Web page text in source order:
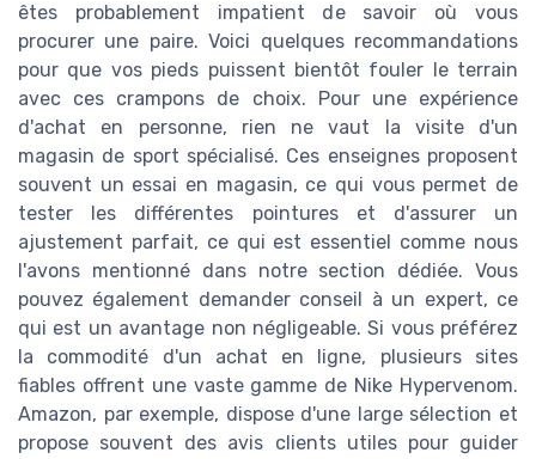
êtes probablement impatient de savoir où vous
procurer une paire. Voici quelques recommandations
pour que vos pieds puissent bientôt fouler le terrain
avec ces crampons de choix. Pour une expérience
d'achat en personne, rien ne vaut la visite d'un
magasin de sport spécialisé. Ces enseignes proposent
souvent un essai en magasin, ce qui vous permet de
tester les différentes pointures et d'assurer un
ajustement parfait, ce qui est essentiel comme nous
l'avons mentionné dans notre section dédiée. Vous
pouvez également demander conseil à un expert, ce
qui est un avantage non négligeable. Si vous préférez
la commodité d'un achat en ligne, plusieurs sites
fiables offrent une vaste gamme de Nike Hypervenom.
Amazon, par exemple, dispose d'une large sélection et
propose souvent des avis clients utiles pour guider